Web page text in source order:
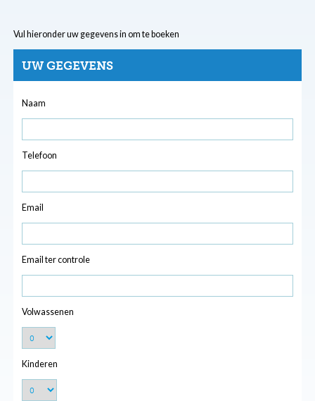
Vul hieronder uw gegevens in om te boeken
UW GEGEVENS
Naam
Telefoon
Email
Email ter controle
Volwassenen
Kinderen